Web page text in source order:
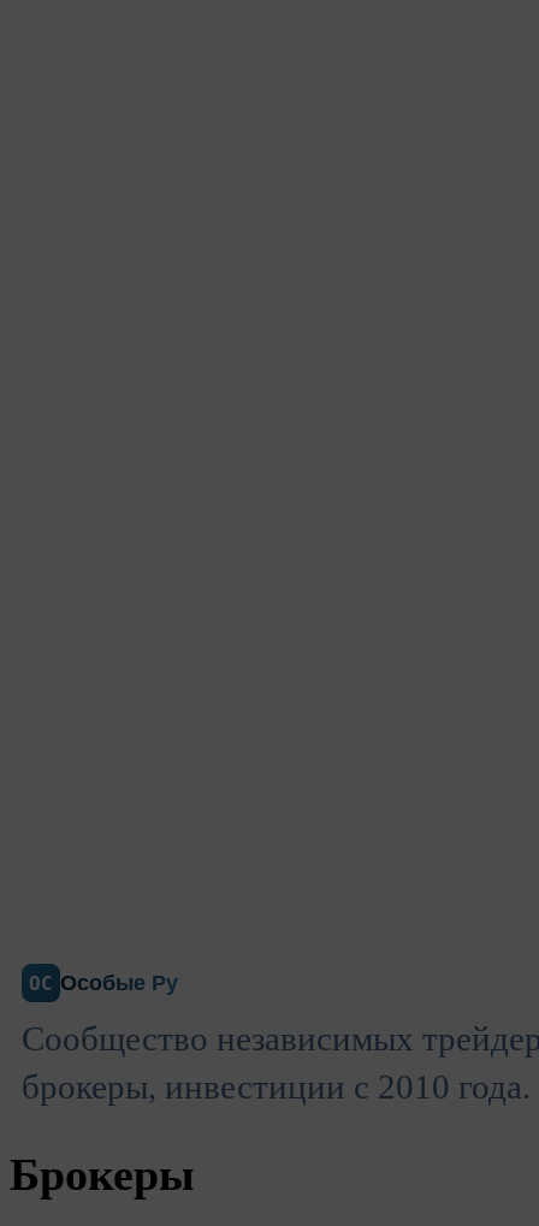
ОС Особые Ру
Сообщество независимых
брокеры, инвестиции с 2010 года.
Брокеры